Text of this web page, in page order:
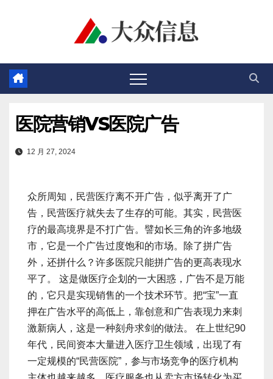
容
医院营销VS医院广告
12 月 27, 2024
众所周知，民营医疗离不开广告，似乎离开了广
告，民营医疗就失去了生存的可能。其实，民营医
疗的最高境界是不打广告。譬如长三角的许多地级
市，它是一个广告过度饱和的市场。除了拼广告
外，还拼什么？许多医院只能拼广告的更高表现水
平了。 这是做医疗企划的一大困惑，广告不是万能
的，它只是实现销售的一个技术环节。把“宝”一直
押在广告水平的高低上，靠创意和广告表现力来刺
激新病人，这是一种刻舟求剑的做法。 在上世纪90
年代，民间资本大量进入医疗卫生领域，出现了有
一定规模的“民营医院”，参与市场竞争的医疗机构